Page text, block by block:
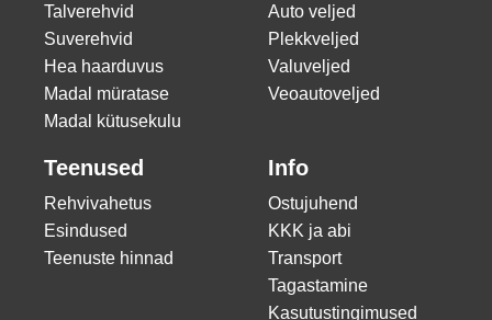
Talverehvid
Suverehvid
Hea haarduvus
Madal müratase
Madal kütusekulu
Auto veljed
Plekkveljed
Valuveljed
Veoautoveljed
Teenused
Rehvivahetus
Esindused
Teenuste hinnad
Info
Ostujuhend
KKK ja abi
Transport
Tagastamine
Kasutustingimused